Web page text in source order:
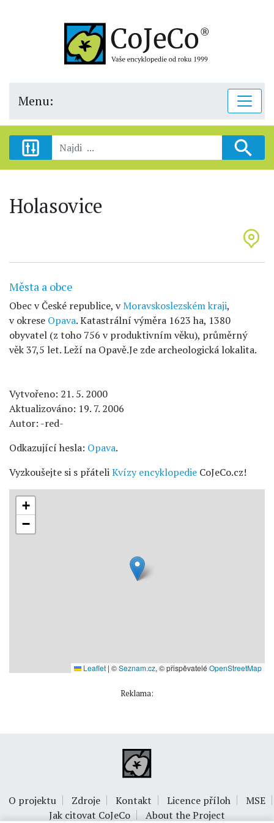
Menu:
Holasovice
Města a obce
Obec v České republice, vMoravskoslezském kraji,
v okrese Opava. Katastrální výměra 1623 ha, 1380
obyvatel (z toho 756 v produktivním věku), průměrný
věk 37,5 let. Leží na Opavě.Je zde archeologická lokalita.
Vytvořeno: 21. 5. 2000
Aktualizováno: 19. 7. 2006
Autor: -red-
Odkazující hesla: Opava.
Vyzkoušejte si s přáteliKvízy encyklopedie CoJeCo.cz!
+
−
Leaflet | ©Seznam.cz, © přispěvatelé OpenStreetMap
Reklama:
O projektu Zdroje Kontakt Licence příloh
MSE
Jak citovat CoJeCo
About the Project